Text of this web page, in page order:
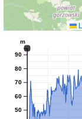
50
60
70
80
90
m